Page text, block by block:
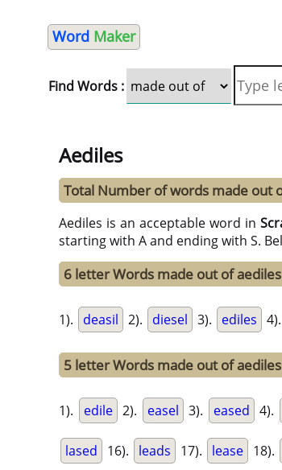
Word Maker
Find Words :
Aediles
Total Number of words made out
Aediles is an acceptable word in
starting with A and ending with S.
6 letter Words made out of aediles
1). deasil 2). diesel 3). ediles 4).
5 letter Words made out of aediles
1). edile 2). easel 3). eased 4).
lased 16). leads 17). lease 18).